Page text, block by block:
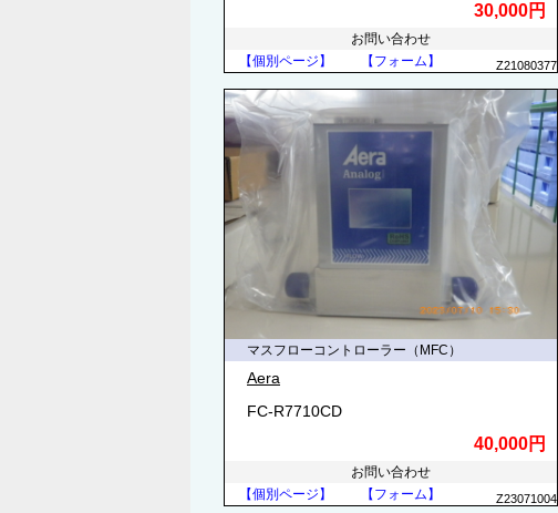
30,000円
お問い合わせ
【個別ページ】
【フォーム】 Z21080377
マスフローコントローラー（MFC）
Aera
FC-R7710CD
40,000円
お問い合わせ
【個別ページ】
【フォーム】 Z23071004